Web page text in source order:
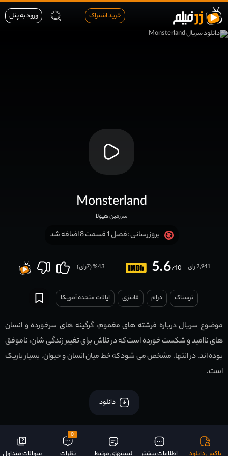
خرید اشتراک ورود به پنل
Monsterland
سرزمین هیولا
بروزرسانی :فصل 1 قسمت 8 اضافه شد
5.6/10 2,941 رای 43
% (
7رای)
ترسناک درام فانتزی ایالات متحده آمریکا
موضوع سریال درباره فرشته های مغموم، گرگینه های سرخورده و انسان
های ناامید و شکست خورده است که در تلاش برای تغییر زندگی شان، ناموفق
بوده اند. در انتها، مشخص می شود که خط میان انسان و حیوان، بسیار باریک
است.
دانلود
0